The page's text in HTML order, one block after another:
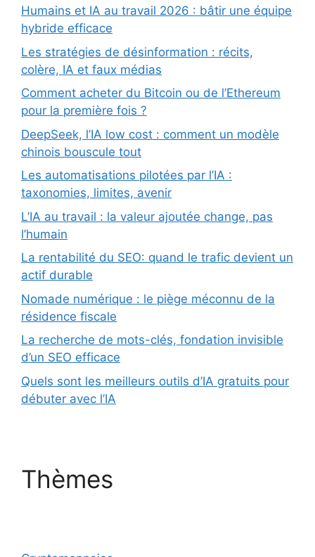
Humains et IA au travail 2026 : bâtir une équipe
hybride efficace
Les stratégies de désinformation : récits,
colère, IA et faux médias
Comment acheter du Bitcoin ou de l’Ethereum
pour la première fois ?
DeepSeek, l’IA low cost : comment un modèle
chinois bouscule tout
Les automatisations pilotées par l’IA :
taxonomies, limites, avenir
L’IA au travail : la valeur ajoutée change, pas
l’humain
La rentabilité du SEO: quand le trafic devient un
actif durable
Nomade numérique : le piège méconnu de la
résidence fiscale
La recherche de mots-clés, fondation invisible
d’un SEO efficace
Quels sont les meilleurs outils d’IA gratuits pour
débuter avec l’IA
Thèmes